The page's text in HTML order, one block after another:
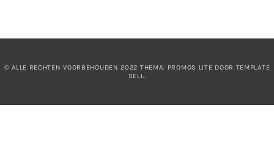
© ALLE RECHTEN VOORBEHOUDEN 2022 THEMA: PROMOS LITE DOOR TEMPLATE
SELL.